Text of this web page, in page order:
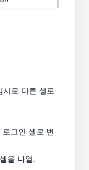
시로 다른 셸로
그인 셸로 변
을 나열.